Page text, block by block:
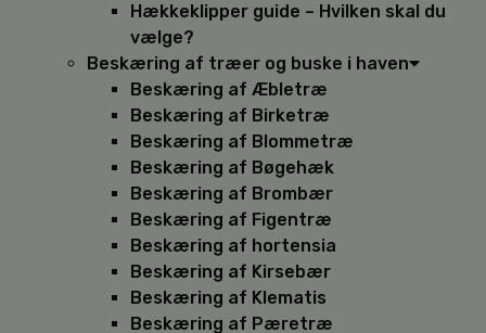
Hækkeklipper guide – Hvilken skal du
vælge?
Beskæring af træer og buske i haven
Beskæring af Æbletræ
Beskæring af Birketræ
Beskæring af Blommetræ
Beskæring af Bøgehæk
Beskæring af Brombær
Beskæring af Figentræ
Beskæring af hortensia
Beskæring af Kirsebær
Beskæring af Klematis
Beskæring af Pæretræ